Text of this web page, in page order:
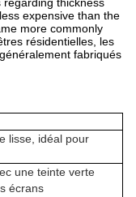
expensive than the
more commonly
résidentielles, les
fabriqués
lisse, idéal pour
une teinte verte
écrans